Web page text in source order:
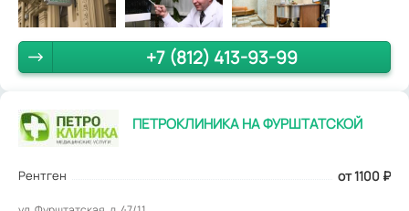
+7 (812) 413-93-99
ПЕТРОКЛИНИКА НА ФУРШТАТСКОЙ
Рентген от 1100 ₽